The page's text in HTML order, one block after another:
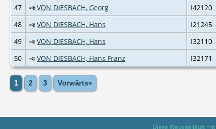
47
VON DIESBACH, Georg I42120
48
VON DIESBACH, Hans
I21245
49
VON DIESBACH, Hans
I32110
50
VON DIESBACH, Hans Franz I32171
1 2 3 Vorwärts»
Diese Website läuft mit